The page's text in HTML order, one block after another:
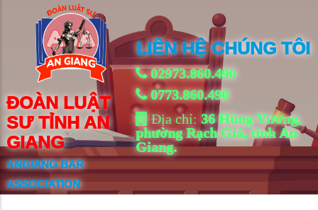
ĐOÀN LUẬT
SƯ TỈNH AN
GIANG
ANGIANG BAR
ASSOCIATION
LIÊN HỆ CHÚNG TÔI
02973.860.490
0773.860.490
Địa chỉ: 36 Hùng Vương,
phường Rạch Giá, tỉnh An
Giang.